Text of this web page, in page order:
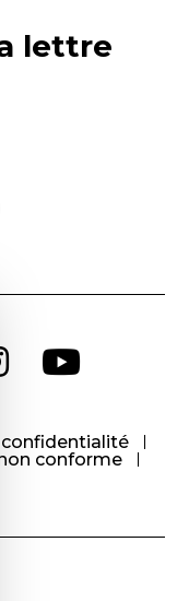
lettre
confidentialité
conforme